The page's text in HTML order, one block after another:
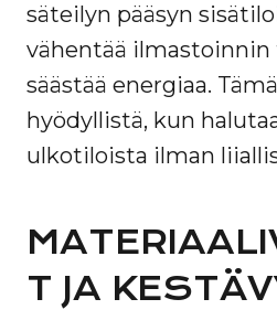
säteilyn pääsyn
vähentää ilmastoinnin
säästää energiaa.
hyödyllistä, kun
ulkotiloista ilman
T JA